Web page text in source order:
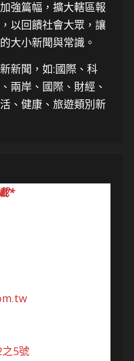
強篇幅，擴大轄區報
以回饋社會大眾，讓
大小新聞與常識。
新聞 ，如:國際、科
兩岸、國際、財經、
、健康、旅遊類別新
*
5號